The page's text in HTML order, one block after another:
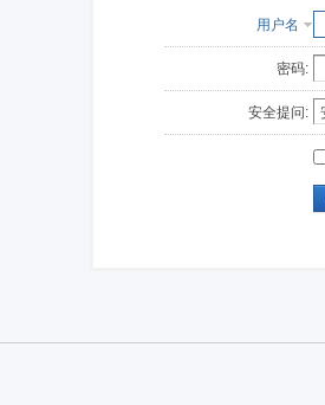
用户名
密码:
安全提问: